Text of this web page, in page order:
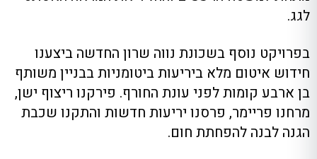
לגג.
בפרויקט נוסף בשכונת נווה שרון החדשה ביצענו
חידוש איטום מלא ביריעות ביטומניות בבניין משותף
בן ארבע קומות לפני עונת החורף. פירקנו ריצוף ישן,
מרחנו פריימר, פרסנו יריעות חדשות והתקנו שכבת
הגנה לבנה להפחתת חום.